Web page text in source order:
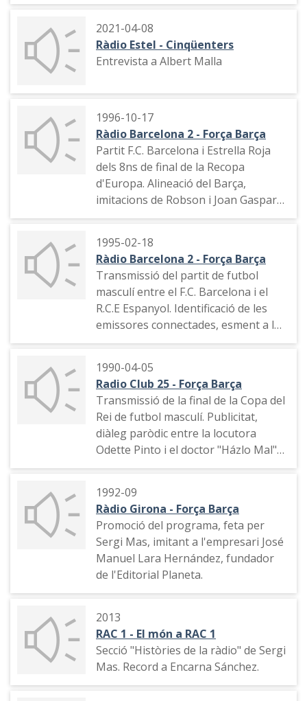
2021-04-08
Ràdio Estel - Cinqüenters
Entrevista a Albert Malla
1996-10-17
Ràdio Barcelona 2 - Força Barça
Partit F.C. Barcelona i Estrella Roja
dels 8ns de final de la Recopa
d'Europa. Alineació del Barça,
imitacions de Robson i Joan Gaspar,
entrevista al jugador Òscar del
futur, entrevista a un amic del
jugador Ronaldo, entrada del partit,
narració de les primeres jugades.
1995-02-18
Ràdio Barcelona 2 - Força Barça
Transmissió del partit de futbol
masculí entre el F.C. Barcelona i el
R.C.E Espanyol. Identificació de les
emissores connectades, esment a la
lesió del locutor Xavier Martín,
Núñez, declaracions del senyor
Àngel Crespo (centenari), alineació
del Barça, declaracions del president
Francesc Perelló, alineació de
l'Espanyol, imitació de Cruyff.
1990-04-05
Radio Club 25 - Força Barça
Transmissió de la final de la Copa del
Rei de futbol masculí. Publicitat,
diàleg paròdic entre la locutora
Odette Pinto i el doctor "Házlo Mal"
(doctor Gaspar Alomar), presentació
Prats, publicitat, comentari de
l'alineació del F.C. Barcelona,
narració de les primeres jugades,
indicatiu de l'emissora, publicitat,
narració de jugades, publicitat,
imitació de l'alcalde de Barcelona
Pasqual Maragall.
1992-09
Ràdio Girona - Força Barça
Promoció del programa, feta per
Sergi Mas, imitant a l'empresari José
Manuel Lara Hernández, fundador
de l'Editorial Planeta.
2013
RAC 1 - El món a RAC 1
Secció "Històries de la ràdio" de Sergi
Mas. Record a Encarna Sánchez.